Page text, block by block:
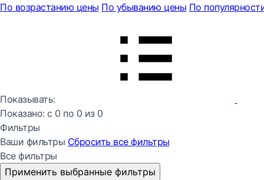
По возрастанию цены По убыванию цены По
Показывать:
Показано: с 0 по 0 из 0
Фильтры
Ваши фильтры Сбросить все фильтры
Все фильтры
Применить выбранные фильтры